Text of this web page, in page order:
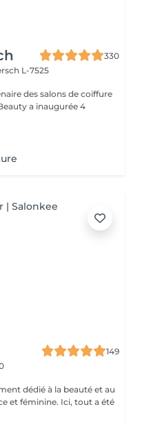
330
L-7525
des salons de coiffure
a inaugurée 4
149
dédié à la beauté et au
et féminine. Ici, tout a été